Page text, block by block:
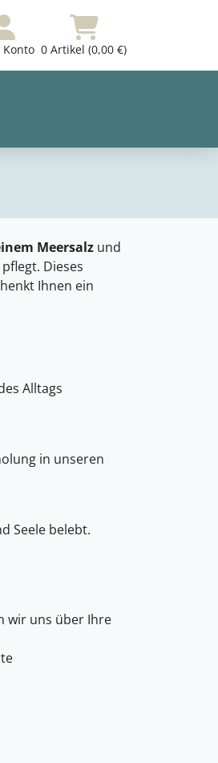
Konto 0 Artikel (0,00 €)
Meersalz und
Dieses
Ihnen ein
Alltags
in unseren
Seele belebt.
wir uns über Ihre